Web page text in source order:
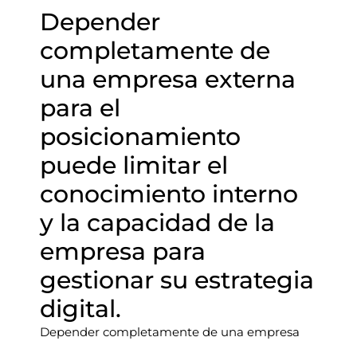
Depender
completamente de
una empresa externa
para el
posicionamiento
puede limitar el
conocimiento interno
y la capacidad de la
empresa para
gestionar su estrategia
digital.
Depender completamente de una empresa